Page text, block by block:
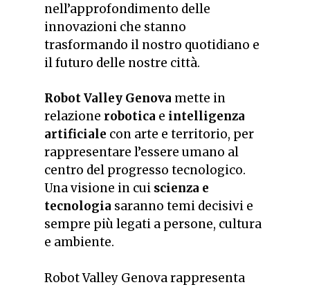
nell’approfondimento delle
innovazioni che stanno
trasformando il nostro quotidiano e
il futuro delle nostre città.
Robot Valley Genova mette in
relazione robotica e intelligenza
artificiale con arte e territorio, per
rappresentare l’essere umano al
centro del progresso tecnologico.
Una visione in cui scienza e
tecnologia saranno temi decisivi e
sempre più legati a persone, cultura
e ambiente.
Robot Valley Genova rappresenta